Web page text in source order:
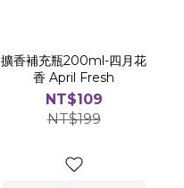
擴香補充瓶200ml-四月花
香 April Fresh
NT$109
NT$199